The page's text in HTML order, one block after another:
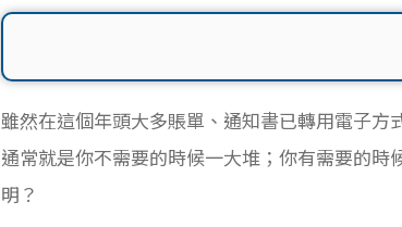
雖然在這個年頭大多賬單、通知書已轉用電子方
通常就是你不需要的時候一大堆；你有需要的
明？